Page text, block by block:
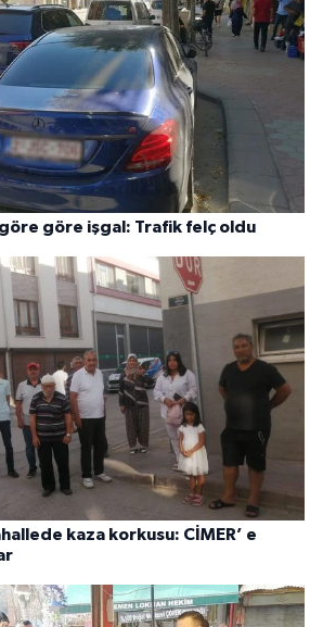
göre işgal: Trafik felç oldu
kaza korkusu: CİMER’ e